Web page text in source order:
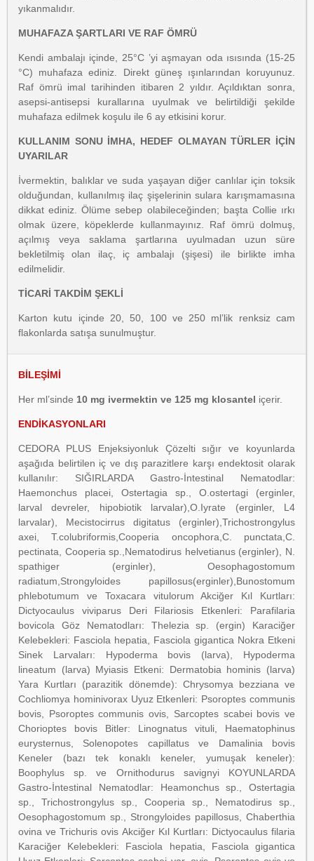
yıkanmalıdır.
MUHAFAZA ŞARTLARI VE RAF ÖMRÜ
Kendi ambalajı içinde, 25°C ’yi aşmayan oda ısısında (15-25
°C) muhafaza ediniz. Direkt güneş ışınlarından koruyunuz.
Raf ömrü imal tarihinden itibaren 2 yıldır. Açıldıktan sonra,
asepsi-antisepsi kurallarına uyulmak ve belirtildiği şekilde
muhafaza edilmek koşulu ile 6 ay etkisini korur.
KULLANIM SONU İMHA, HEDEF OLMAYAN TÜRLER İÇİN
UYARILAR
İvermektin, balıklar ve suda yaşayan diğer canlılar için toksik
olduğundan, kullanılmış ilaç şişelerinin sulara karışmamasına
dikkat ediniz. Ölüme sebep olabileceğinden; başta Collie ırkı
olmak üzere, köpeklerde kullanmayınız. Raf ömrü dolmuş,
açılmış veya saklama şartlarına uyulmadan uzun süre
bekletilmiş olan ilaç, iç ambalajı (şişesi) ile birlikte imha
edilmelidir.
TİCARİ TAKDİM ŞEKLİ
Karton kutu içinde 20, 50, 100 ve 250 ml’lik renksiz cam
flakonlarda satışa sunulmuştur.
BİLEŞİMİ
Her ml’sinde 10 mg ivermektin ve 125 mg klosantel içerir.
ENDİKASYONLARI
CEDORA PLUS Enjeksiyonluk Çözelti sığır ve koyunlarda
aşağıda belirtilen iç ve dış parazitlere karşı endektosit olarak
kullanılır: SIĞIRLARDA Gastro-İntestinal Nematodlar:
Haemonchus placei, Ostertagia sp., O.ostertagi (erginler,
larval devreler, hipobiotik larvalar),O.Iyrate (erginler, L4
larvalar), Mecistocirrus digitatus (erginler),Trichostrongylus
axei, T.colubriformis,Cooperia oncophora,C. punctata,C.
pectinata, Cooperia sp.,Nematodirus helvetianus (erginler), N.
spathiger (erginler), Oesophagostomum
radiatum,Strongyloides papillosus(erginler),Bunostomum
phlebotumum ve Toxacara vitulorum Akciğer Kıl Kurtları:
Dictyocaulus viviparus Deri Filariosis Etkenleri: Parafilaria
bovicola Göz Nematodları: Thelezia sp. (ergin) Karaciğer
Kelebekleri: Fasciola hepatia, Fasciola gigantica Nokra Etkeni
Sinek Larvaları: Hypoderma bovis (larva), Hypoderma
lineatum (larva) Myiasis Etkeni: Dermatobia hominis (larva)
Yara Kurtları (parazitik dönemde): Chrysomya bezziana ve
Cochliomya hominivorax Uyuz Etkenleri: Psoroptes communis
bovis, Psoroptes communis ovis, Sarcoptes scabei bovis ve
Chorioptes bovis Bitler: Linognatus vituli, Haematophinus
eurysternus, Solenopotes capillatus ve Damalinia bovis
Keneler (bazı tek konaklı keneler, yumuşak keneler):
Boophylus sp. ve Ornithodurus savignyi KOYUNLARDA
Gastro-İntestinal Nematodlar: Heamonchus sp., Ostertagia
sp., Trichostrongylus sp., Cooperia sp., Nematodirus sp.,
Oesophagostomum sp., Strongyloides papillosus, Chaberthia
ovina ve Trichuris ovis Akciğer Kıl Kurtları: Dictyocaulus filaria
Karaciğer Kelebekleri: Fasciola hepatia, Fasciola gigantica